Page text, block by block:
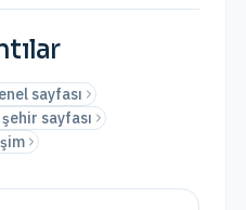
sayfası
sayfası